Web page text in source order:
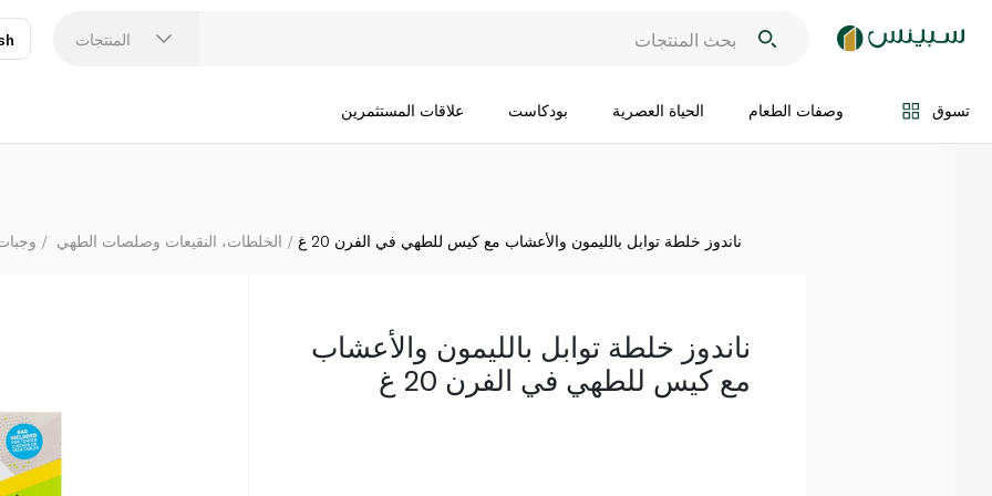
المنتجات
تسوق وصفات الطعام الحياة العصرية بودكاست علاقات المستثمرين
ناندوز
اضف الى السلة
الخلطات، النقيعات وصلصات الطهي ناندوز خلطة توابل بالليمون والأعشاب مع كيس للطهي في الفرن 20 غ
ناندوز خلطة توابل بالليمون والأعشاب
مع كيس للطهي في الفرن 20 غ